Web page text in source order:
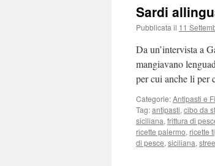
Sardi
Pubblicata il 11
Da un’intervista a
mangiavano
per cui anche li per
Categorie:Antipasti e
Tag:antipasti, cibo da
siciliana, frittura di
ricette palermo, ricette
di pesce, siciliana,